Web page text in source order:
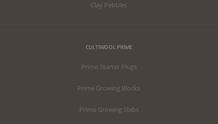
Clay Pebbles
CULTIWOOL PRIME
Prime Starter Plugs
Prime Growing Blocks
Prime Growing Slabs